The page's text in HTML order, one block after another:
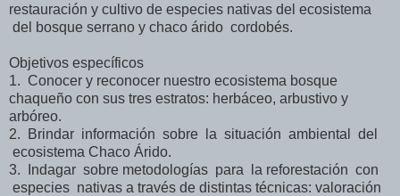
restauración y cultivo de especies nativas del ecosistema
del bosque serrano y chaco árido cordobés.
Objetivos específicos
1. Conocer y reconocer nuestro ecosistema bosque
chaqueño con sus tres estratos: herbáceo, arbustivo y
arbóreo.
2. Brindar información sobre la situación ambiental del
ecosistema Chaco Árido.
3. Indagar sobre metodologías para la reforestación con
especies nativas a través de distintas técnicas: valoración